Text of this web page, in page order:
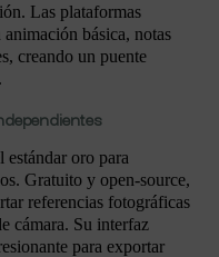
Las plataformas
básica, notas
creando un puente
estándar oro para
Gratuito y open-source,
referencias fotográficas
cámara. Su interfaz
para exportar